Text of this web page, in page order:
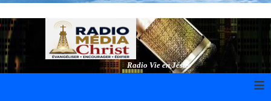
Radio Vie en Jésus
≡